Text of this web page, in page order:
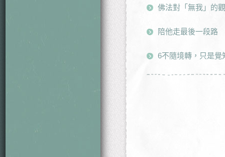
佛法對「無我」的
陪他走最後一段路
6不隨境轉，只是覺